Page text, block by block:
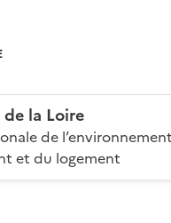
de la Loire
de
et du logement